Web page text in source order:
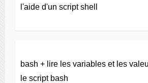
l'aide d'un script shell
bash + lire les variables et les
le script bash